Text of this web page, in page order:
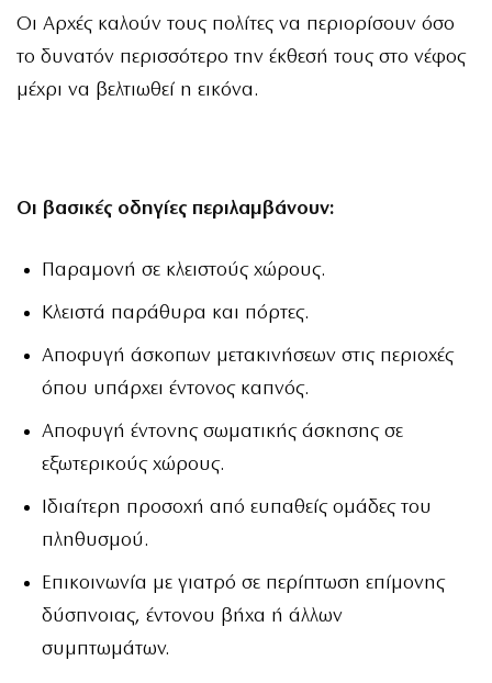
Οι Αρχές καλούν τους πολίτες να περιορίσουν όσο
το δυνατόν περισσότερο την έκθεσή τους στο νέφος
μέχρι να βελτιωθεί η εικόνα.
Οι βασικές οδηγίες περιλαμβάνουν:
Παραμονή σε κλειστούς χώρους.
Κλειστά παράθυρα και πόρτες.
Αποφυγή άσκοπων μετακινήσεων στις περιοχές
όπου υπάρχει έντονος καπνός.
Αποφυγή έντονης σωματικής άσκησης σε
εξωτερικούς χώρους.
Ιδιαίτερη προσοχή από ευπαθείς ομάδες του
πληθυσμού.
Επικοινωνία με γιατρό σε περίπτωση επίμονης
δύσπνοιας, έντονου βήχα ή άλλων
συμπτωμάτων.